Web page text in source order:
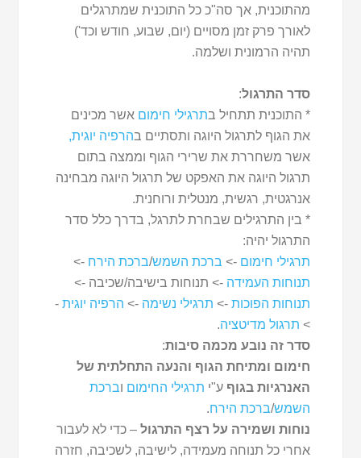
מהתוכנית, אך סה"כ כל התוכנית שמתרגלים
לאורך פרק זמן מסויים (יום, שבוע, חודש וכד')
תהיה הרמונית ושלמה.
סדר התרגול:
* התוכנית תתחיל בתרגילי חימום אשר מכינים
את הגוף לתרגול היוגה ותסתיים בהרפיה יוגית,
אשר משחררת את שרירי הגוף וממצה בתום
תרגול היוגה את האפקט של תרגול היוגה מבחינה
אנרגטית, רגשית, מנטלית ורוחנית.
* בין התרגילים שבחרת לתרגל, בדרך כלל סדר
התרגול יהיה:
תרגילי חימום -> ברכת השמש/ברכת הירח ->
תנוחות העמידה -> תנוחות בישיבה/שכיבה ->
תנוחות הפוכות -> תרגילי נשימה -> הרפיה יוגית -
> תרגול מדיטציה.
סדר זה נובע מכמה סיבות:
חימום ומתיחת הגוף והנעה התחלתית של
האנרגיות בגוף ע"י תרגילי החימום וברכת
השמש/ברכת הירח.
נוחות ושמירה על רצף התרגול – כדי לא לעבור
אחרי כל תנוחה מעמידה, לישיבה, לשכיבה, חזרה